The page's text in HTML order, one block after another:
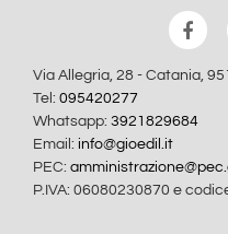
Via Allegria, 28 - Catania,
Tel: 095420277
Whatsapp: 3921829684
Email: info@gioedil.it
PEC:
P.IVA: 06080230870 e